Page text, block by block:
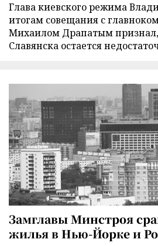
Глава киевского режима
итогам совещания с
Михаилом Драпатым признал,
Славянска остается
Замглавы Минстроя
жилья в Нью-Йорке и